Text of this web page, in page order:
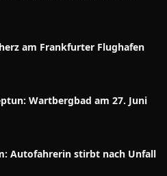
am Frankfurter Flughafen
Wartbergbad am 27. Juni
Autofahrerin stirbt nach Unfall